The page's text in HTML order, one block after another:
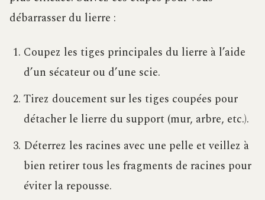
débarrasser du lierre :
Coupez les tiges principales du lierre à l’aide
d’un sécateur ou d’une scie.
Tirez doucement sur les tiges coupées pour
détacher le lierre du support (mur, arbre, etc.).
Déterrez les racines avec une pelle et veillez à
bien retirer tous les fragments de racines pour
éviter la repousse.